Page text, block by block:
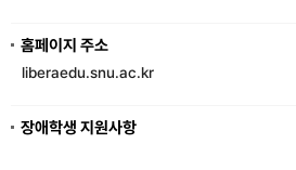
홈페이지 주소
liberaedu.snu.ac.kr
장애학생 지원사항